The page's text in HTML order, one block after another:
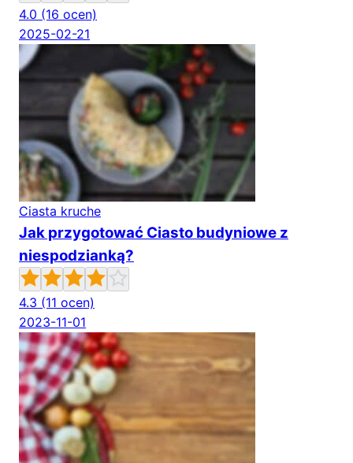
4.0 (16 ocen)
2025-02-21
Ciasta kruche
Jak przygotować Ciasto budyniowe z
niespodzianką?
4.3 (11 ocen)
2023-11-01